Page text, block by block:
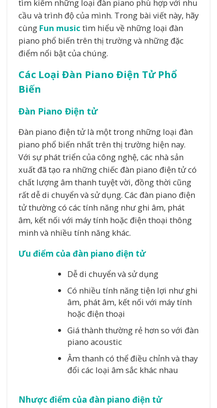
tìm kiếm những loại đàn piano phù hợp với nhu
cầu và trình độ của mình. Trong bài viết này, hãy
cùngFun musictìm hiểu về những loại đàn
piano phổ biến trên thị trường và những đặc
điểm nổi bật của chúng.
Các Loại Đàn Piano Điện Tử Phổ
Biến
Đàn Piano Điện tử
Đàn piano điện tử là một trong những loại đàn
piano phổ biến nhất trên thị trường hiện nay.
Với sự phát triển của công nghệ, các nhà sản
xuất đã tạo ra những chiếc đàn piano điện tử có
chất lượng âm thanh tuyệt vời, đồng thời cũng
rất dễ di chuyển và sử dụng. Các đàn piano điện
tử thường có các tính năng như ghi âm, phát
âm, kết nối với máy tính hoặc điện thoại thông
minh và nhiều tính năng khác.
Ưu điểm của đàn piano điện tử
Dễ di chuyển và sử dụng
Có nhiều tính năng tiện lợi như ghi
âm, phát âm, kết nối với máy tính
hoặc điện thoại
Giá thành thường rẻ hơn so với đàn
piano acoustic
Âm thanh có thể điều chỉnh và thay
đổi các loại âm sắc khác nhau
Nhược điểm của đàn piano điện tử